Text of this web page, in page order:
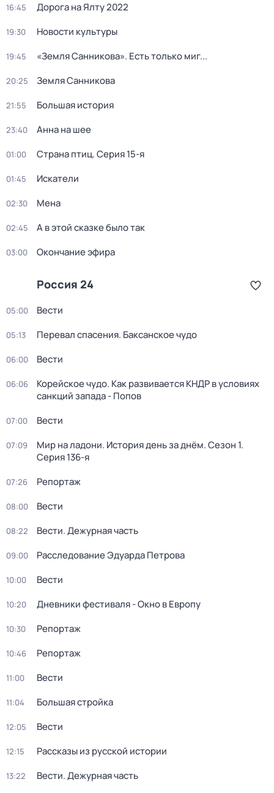
16:45 Дорога на Ялту 2022
19:30 Новости культуры
19:45 «Земля Санникова». Есть только миг...
20:25 Земля Санникова
21:55 Большая история
23:40 Анна на шее
01:00 Страна птиц. Серия 15-я
01:45 Искатели
02:30 Мена
02:45 А в этой сказке было так
03:00 Окончание эфира
Россия 24
05:00 Вести
05:13 Перевал спасения. Баксанское чудо
06:00 Вести
06:06
Корейское чудо. Как развивается КНДР в условиях
санкций запада - Попов
07:00 Вести
07:09 Мир на ладони. История день за днём. Сезон 1.
Серия 136-я
07:26 Репортаж
08:00 Вести
08:22 Вести. Дежурная часть
09:00 Расследование Эдуарда Петрова
10:00 Вести
10:20 Дневники фестиваля - Окно в Европу
10:30 Репортаж
10:46 Репортаж
11:00 Вести
11:04 Большая стройка
12:05 Вести
12:15 Рассказы из русской истории
13:22 Вести. Дежурная часть